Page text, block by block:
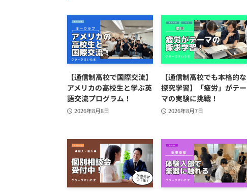
【通信制高校で国際交流】
アメリカの高校生と学ぶ英
語交流プログラム！
2026年8月8日
【通信制高校でも本格的な
探究学習】「疲労」がテー
マの実験に挑戦！
2026年8月7日